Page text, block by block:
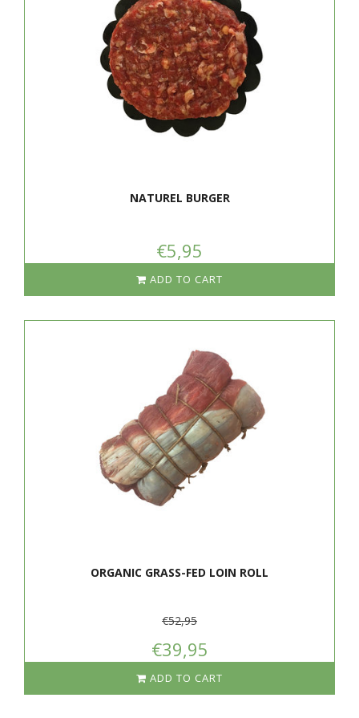
NATUREL BURGER
€5,95
ADD TO CART
ORGANIC GRASS-FED LOIN ROLL
€52,95
€39,95
ADD TO CART